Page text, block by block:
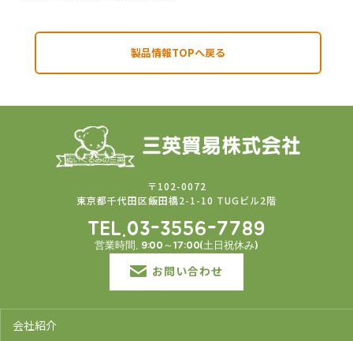
製品情報TOPへ戻る
〒102-0072
東京都千代田区飯田橋2-1-10 TUGビル2階
TEL.03-3556-7789
営業時間. 9:00～17:00(土日祝休み)
お問い合わせ
会社紹介